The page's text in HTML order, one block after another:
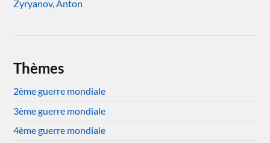
Zyryanov, Anton
Thèmes
2ème guerre mondiale
3ème guerre mondiale
4ème guerre mondiale